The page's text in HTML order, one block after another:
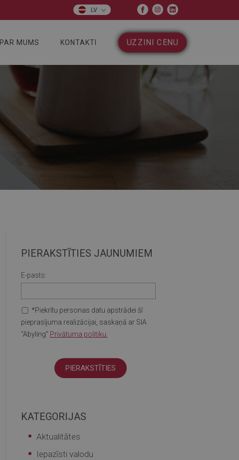
LV
PAR MUMS KONTAKTI UZZINI CENU
PIERAKSTĪTIES JAUNUMIEM
E-pasts:
*Piekrītu personas datu apstrādei šī
pieprasījuma realizācijai, saskaņā ar SIA
“Abyling” Privātuma politiku.
KATEGORIJAS
Aktualitātes
Iepazīsti valodu